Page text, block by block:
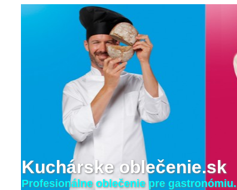
Kuchárske oblečenie.sk
Profesionálne oblečenie pre gastronómiu.